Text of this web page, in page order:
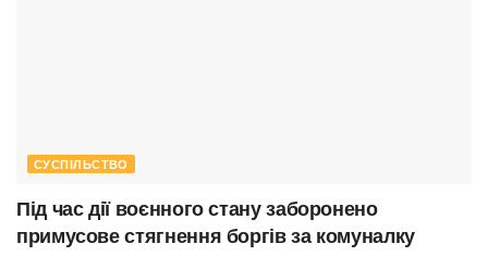
СУСПІЛЬСТВО
Під час дії воєнного стану заборонено
примусове стягнення боргів за комуналку